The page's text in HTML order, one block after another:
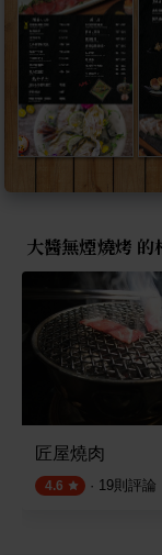
大醬無煙燒烤 的
匠屋燒肉
4.6 · 19則評論